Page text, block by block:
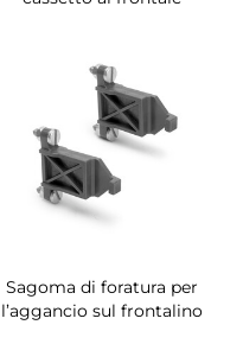
Sagoma di foratura per
l’aggancio sul frontalino